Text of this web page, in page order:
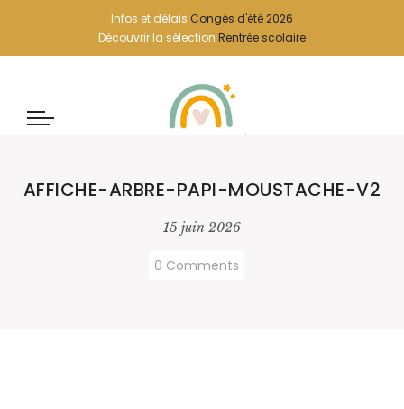
Infos et délais Congés d'été 2026
Découvrir la sélection Rentrée scolaire
AFFICHE-ARBRE-PAPI-MOUSTACHE-V2
15 juin 2026
0 Comments